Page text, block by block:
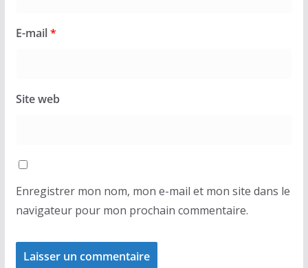
E-mail*
Site web
Enregistrer mon nom, mon e-mail et mon site dans le
navigateur pour mon prochain commentaire.